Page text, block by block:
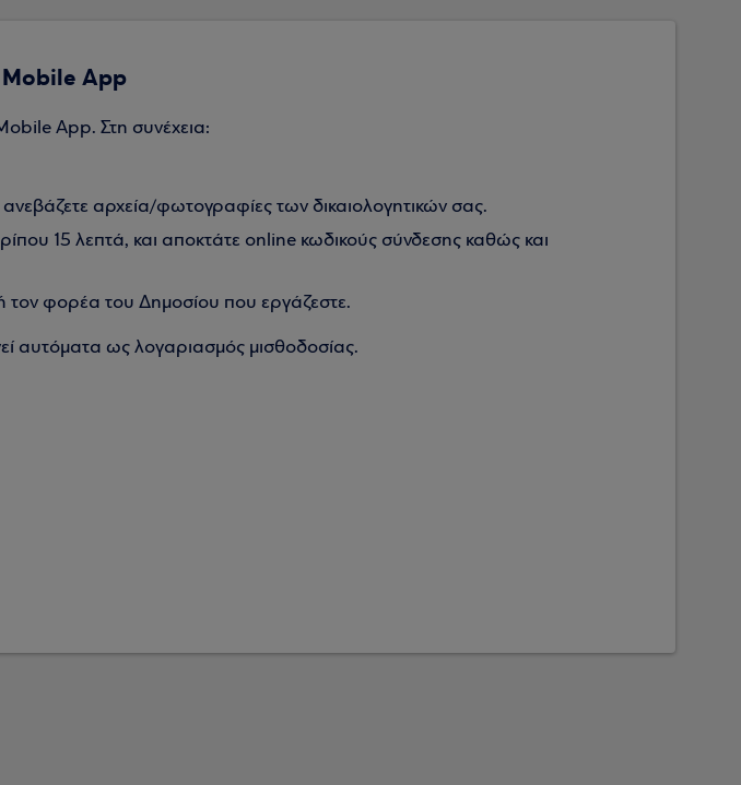
Mobile App
App. Στη συνέχεια:
αρχεία/φωτογραφίες των δικαιολογητικών σας.
15 λεπτά, και αποκτάτε online κωδικούς σύνδεσης καθώς και
τον φορέα του Δημοσίου που εργάζεστε.
αυτόματα ως λογαριασμός μισθοδοσίας.